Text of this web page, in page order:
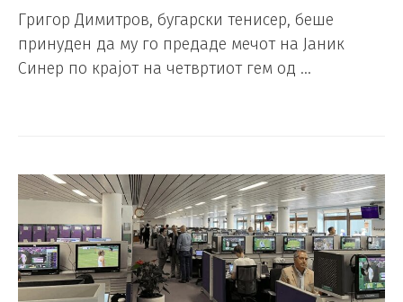
Григор Димитров, бугарски тенисер, беше
принуден да му го предаде мечот на Јаник
Синер по крајот на четвртиот гем од …